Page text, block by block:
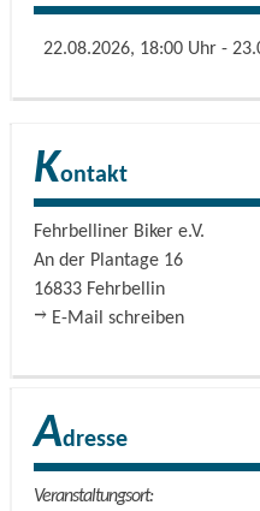
22.08.2026, 18:00 Uhr -
Kontakt
Fehrbelliner Biker e.V.
An der Plantage 16
16833 Fehrbellin
E-Mail schreiben
Adresse
Veranstaltungsort: